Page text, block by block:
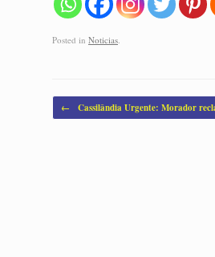
Posted in Noticias
Post navigation
← Cassilândia Urgente: Morador